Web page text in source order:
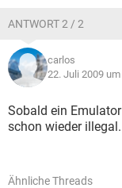
ANTWORT 2 / 2
carlos
22. Juli 2009
Sobald ein
schon wieder illegal.
Ähnliche Threads